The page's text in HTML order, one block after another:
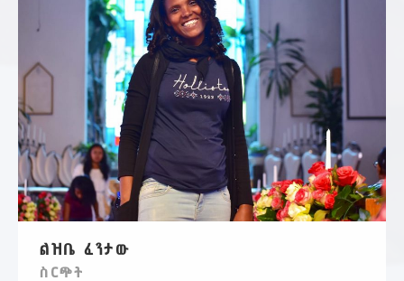
ልዝቤ ፈንታው
ስርጭት